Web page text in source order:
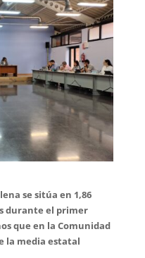
se sitúa en 1,86
durante el primer
que en la Comunidad
la media estatal